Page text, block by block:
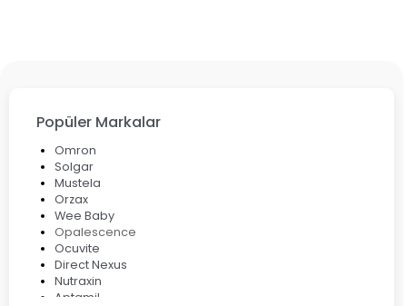
Popüler Markalar
Omron
Solgar
Mustela
Orzax
Wee Baby
Opalescence
Ocuvite
Direct Nexus
Nutraxin
Aptamil